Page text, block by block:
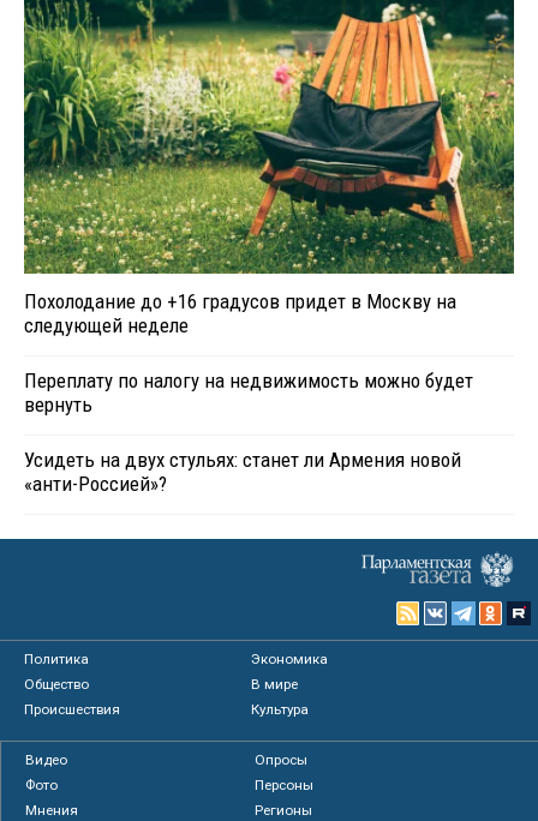
Похолодание до +16 градусов придет в Москву на
следующей неделе
Переплату по налогу на недвижимость можно будет
вернуть
Усидеть на двух стульях: станет ли Армения новой
«анти-Россией»?
Политика
Экономика
Общество
В мире
Происшествия
Культура
Видео
Опросы
Фото
Персоны
Мнения
Регионы